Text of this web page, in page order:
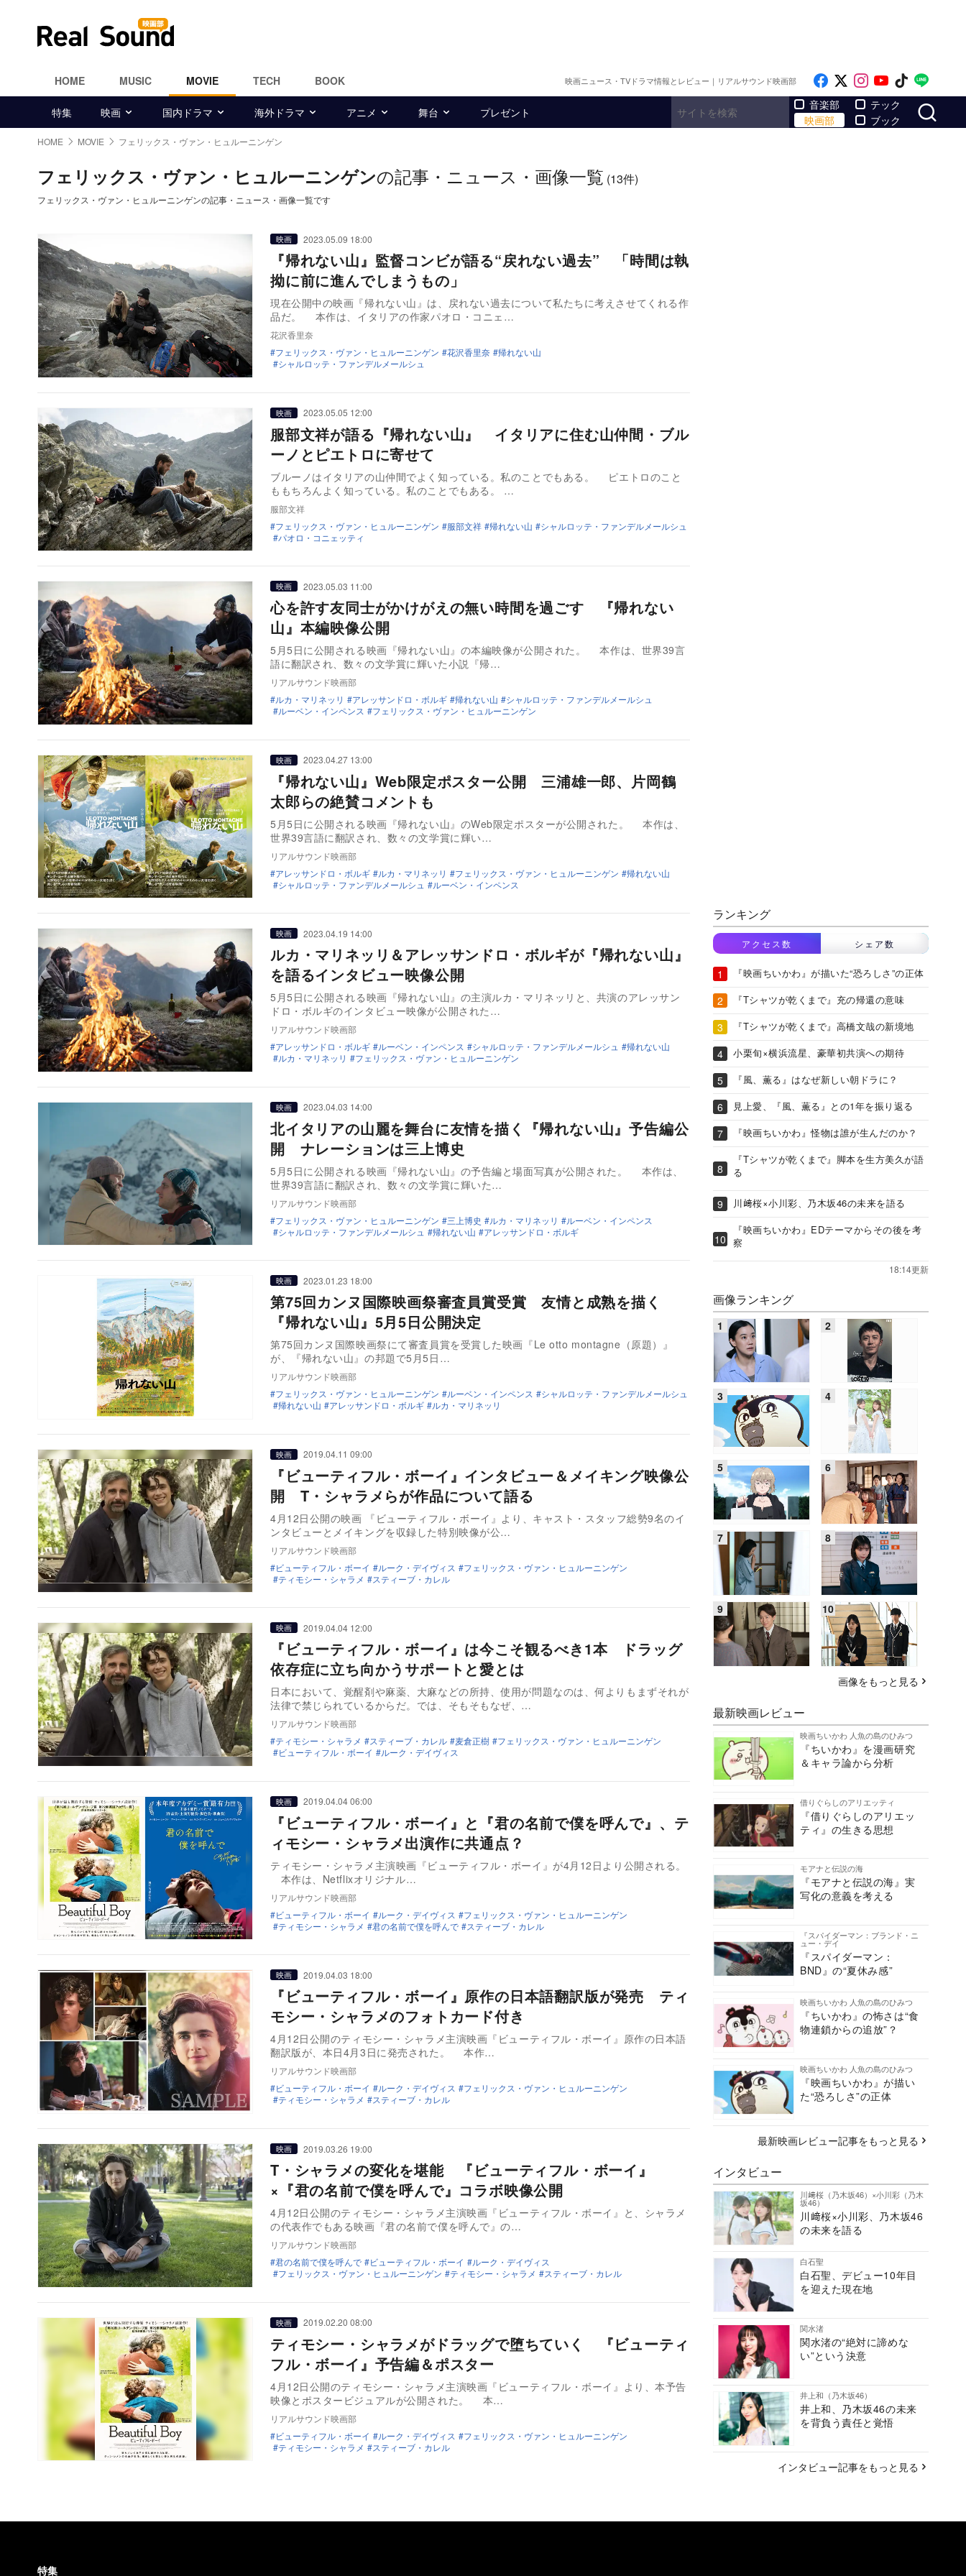
HOME MUSIC MOVIE TECH BOOK 映画ニュース・TVドラマ情報とレビュー｜リアルサウンド映画部 Like on Facebook
Follow on x
Follow on
Follow on
Follow
特集 映画 国内ドラマ 海外ドラマ アニメ 舞台 プレゼント
音楽部
映画部
テック
ブック
HOME MOVIE フェリックス・ヴァン・ヒュルーニンゲン
フェリックス・ヴァン・ヒュルーニンゲンの記事・ニュース・画像一覧 (13件)
フェリックス・ヴァン・ヒュルーニンゲンの記事・ニュース・画像一覧です
映画 2023.05.09 18:00
『帰れない山』監督コンビが語る“戻れない過去” 「時間は執
拗に前に進んでしまうもの」
現在公開中の映画『帰れない山』は、戻れない過去について私たちに考えさせてくれる作
品だ。 本作は、イタリアの作家パオロ・コニェ…
花沢香里奈
フェリックス・ヴァン・ヒュルーニンゲン
花沢香里奈
帰れない山
シャルロッテ・ファンデルメールシュ
映画 2023.05.05 12:00
服部文祥が語る『帰れない山』 イタリアに住む山仲間・ブル
ーノとピエトロに寄せて
ブルーノはイタリアの山仲間でよく知っている。私のことでもある。 ピエトロのこと
ももちろんよく知っている。私のことでもある。 …
服部文祥
フェリックス・ヴァン・ヒュルーニンゲン
服部文祥 帰れない山
シャルロッテ・ファンデルメールシュ
パオロ・コニェッティ
映画 2023.05.03 11:00
心を許す友同士がかけがえの無い時間を過ごす 『帰れない
山』本編映像公開
5月5日に公開される映画『帰れない山』の本編映像が公開された。 本作は、世界39言
語に翻訳され、数々の文学賞に輝いた小説『帰…
リアルサウンド映画部
ルカ・マリネッリ
アレッサンドロ・ボルギ 帰れない山
シャルロッテ・ファンデルメールシュ
ルーベン・インペンス
フェリックス・ヴァン・ヒュルーニンゲン
映画 2023.04.27 13:00
『帰れない山』Web限定ポスター公開 三浦雄一郎、片岡鶴
太郎らの絶賛コメントも
5月5日に公開される映画『帰れない山』のWeb限定ポスターが公開された。 本作は、
世界39言語に翻訳され、数々の文学賞に輝い…
リアルサウンド映画部
アレッサンドロ・ボルギ
ルカ・マリネッリ フェリックス・ヴァン・ヒュルーニンゲン
帰れない山
シャルロッテ・ファンデルメールシュ
ルーベン・インペンス
映画 2023.04.19 14:00
ルカ・マリネッリ＆アレッサンドロ・ボルギが『帰れない山』
を語るインタビュー映像公開
5月5日に公開される映画『帰れない山』の主演ルカ・マリネッリと、共演のアレッサン
ドロ・ボルギのインタビュー映像が公開された…
リアルサウンド映画部
アレッサンドロ・ボルギ
ルーベン・インペンス シャルロッテ・ファンデルメールシュ
帰れない山
ルカ・マリネッリ
フェリックス・ヴァン・ヒュルーニンゲン
映画 2023.04.03 14:00
北イタリアの山麗を舞台に友情を描く『帰れない山』予告編公
開 ナレーションは三上博史
5月5日に公開される映画『帰れない山』の予告編と場面写真が公開された。 本作は、
世界39言語に翻訳され、数々の文学賞に輝いた…
リアルサウンド映画部
フェリックス・ヴァン・ヒュルーニンゲン
三上博史 ルカ・マリネッリ
ルーベン・インペンス
シャルロッテ・ファンデルメールシュ
帰れない山 アレッサンドロ・ボルギ
映画 2023.01.23 18:00
第75回カンヌ国際映画祭審査員賞受賞 友情と成熟を描く
『帰れない山』5月5日公開決定
第75回カンヌ国際映画祭にて審査員賞を受賞した映画『Le otto montagne（原題）』
が、『帰れない山』の邦題で5月5日…
リアルサウンド映画部
フェリックス・ヴァン・ヒュルーニンゲン
ルーベン・インペンス
シャルロッテ・ファンデルメールシュ
帰れない山
アレッサンドロ・ボルギ ルカ・マリネッリ
映画 2019.04.11 09:00
『ビューティフル・ボーイ』インタビュー＆メイキング映像公
開 T・シャラメらが作品について語る
4月12日公開の映画 『ビューティフル・ボーイ』より、キャスト・スタッフ総勢9名のイ
ンタビューとメイキングを収録した特別映像が公…
リアルサウンド映画部
ビューティフル・ボーイ
ルーク・デイヴィス
フェリックス・ヴァン・ヒュルーニンゲン
ティモシー・シャラメ
スティーブ・カレル
映画 2019.04.04 12:00
『ビューティフル・ボーイ』は今こそ観るべき1本 ドラッグ
依存症に立ち向かうサポートと愛とは
日本において、覚醒剤や麻薬、大麻などの所持、使用が問題なのは、何よりもまずそれが
法律で禁じられているからだ。では、そもそもなぜ、…
リアルサウンド映画部
ティモシー・シャラメ
スティーブ・カレル 麦倉正樹
フェリックス・ヴァン・ヒュルーニンゲン
ビューティフル・ボーイ
ルーク・デイヴィス
映画 2019.04.04 06:00
『ビューティフル・ボーイ』と『君の名前で僕を呼んで』、テ
ィモシー・シャラメ出演作に共通点？
ティモシー・シャラメ主演映画『ビューティフル・ボーイ』が4月12日より公開される。
本作は、Netflixオリジナル…
リアルサウンド映画部
ビューティフル・ボーイ
ルーク・デイヴィス
フェリックス・ヴァン・ヒュルーニンゲン
ティモシー・シャラメ
君の名前で僕を呼んで スティーブ・カレル
映画 2019.04.03 18:00
『ビューティフル・ボーイ』原作の日本語翻訳版が発売 ティ
モシー・シャラメのフォトカード付き
4月12日公開のティモシー・シャラメ主演映画『ビューティフル・ボーイ』原作の日本語
翻訳版が、本日4月3日に発売された。 本作…
リアルサウンド映画部
ビューティフル・ボーイ
ルーク・デイヴィス
フェリックス・ヴァン・ヒュルーニンゲン
ティモシー・シャラメ
スティーブ・カレル
映画 2019.03.26 19:00
T・シャラメの変化を堪能 『ビューティフル・ボーイ』
×『君の名前で僕を呼んで』コラボ映像公開
4月12日公開のティモシー・シャラメ主演映画『ビューティフル・ボーイ』と、シャラメ
の代表作でもある映画『君の名前で僕を呼んで』の…
リアルサウンド映画部
君の名前で僕を呼んで
ビューティフル・ボーイ
ルーク・デイヴィス
フェリックス・ヴァン・ヒュルーニンゲン
ティモシー・シャラメ スティーブ・カレル
映画 2019.02.20 08:00
ティモシー・シャラメがドラッグで堕ちていく 『ビューティ
フル・ボーイ』予告編＆ポスター
4月12日公開のティモシー・シャラメ主演映画『ビューティフル・ボーイ』より、本予告
映像とポスタービジュアルが公開された。 本…
リアルサウンド映画部
ビューティフル・ボーイ
ルーク・デイヴィス
フェリックス・ヴァン・ヒュルーニンゲン
ティモシー・シャラメ
スティーブ・カレル
ランキング
アクセス数 シェア数
『映画ちいかわ』が描いた“恐ろしさ”の正体
『Tシャツが乾くまで』充の帰還の意味
『Tシャツが乾くまで』高橋文哉の新境地
小栗旬×横浜流星、豪華初共演への期待
『風、薫る』はなぜ新しい朝ドラに？
見上愛、『風、薫る』との1年を振り返る
『映画ちいかわ』怪物は誰が生んだのか？
『Tシャツが乾くまで』脚本を生方美久が語
る
川﨑桜×小川彩、乃木坂46の未来を語る
『映画ちいかわ』EDテーマからその後を考
察
18:14更新
画像ランキング
画像をもっと見る
最新映画レビュー
映画ちいかわ 人魚の島のひみつ
『ちいかわ』を漫画研究
＆キャラ論から分析
借りぐらしのアリエッティ
『借りぐらしのアリエッ
ティ』の生きる思想
モアナと伝説の海
『モアナと伝説の海』実
写化の意義を考える
『スパイダーマン：ブランド・ニ
ュー・デイ
『スパイダーマン：
BND』の“夏休み感”
映画ちいかわ 人魚の島のひみつ
『ちいかわ』の怖さは“食
物連鎖からの追放”？
映画ちいかわ 人魚の島のひみつ
『映画ちいかわ』が描い
た“恐ろしさ”の正体
最新映画レビュー記事をもっと見る
インタビュー
川﨑桜（乃木坂46）×小川彩（乃木
坂46）
川﨑桜×小川彩、乃木坂46
の未来を語る
白石聖
白石聖、デビュー10年目
を迎えた現在地
関水渚
関水渚の“絶対に諦めな
い”という決意
井上和（乃木坂46）
井上和、乃木坂46の未来
を背負う責任と覚悟
インタビュー記事をもっと見る
特集